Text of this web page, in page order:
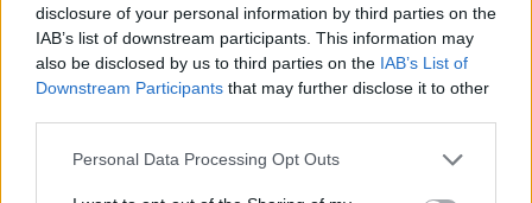
disclosure of your personal information by third parties on the
IAB’s list of downstream participants. This information may
also be disclosed by us to third parties on the IAB’s List of
Downstream Participants that may further disclose it to other
Personal Data Processing Opt Outs